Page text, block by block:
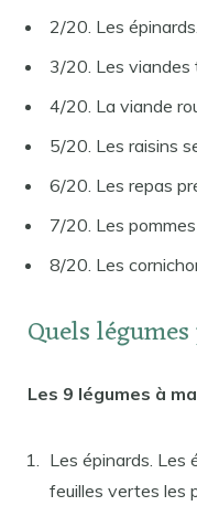
2/20. Les épinards.
3/20. Les viandes
4/20. La viande
5/20. Les raisins
6/20. Les repas
7/20. Les
8/20. Les
Quels
Les 9 légumes à
Les épinards. Les
feuilles vertes les